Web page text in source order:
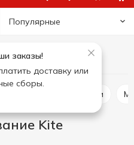
Популярные
заказы!
доставку или
сборы.
аксессуары для лепки
Kite